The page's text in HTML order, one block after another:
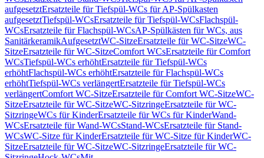
aufgesetztErsatzteile für Tiefspül-WCs für AP-Spülkasten
aufgesetztTiefspül-WCsErsatzteile für Tiefspül-WCsFlachspül-
WCsErsatzteile für Flachspül-WCsAP-Spülkästen für WCs, aus
SanitärkeramikAufgesetztWC-SitzeErsatzteile für WC-SitzeWC-
SitzeErsatzteile für WC-SitzeComfort WCsErsatzteile für Comfort
WCsTiefspül-WCs erhöhtErsatzteile für Tiefspül-WCs
erhöhtFlachspül-WCs erhöhtErsatzteile für Flachspül-WCs
erhöhtTiefspül-WCs verlängertErsatzteile für Tiefspül-WCs
verlängertComfort WC-SitzeErsatzteile für Comfort WC-SitzeWC-
SitzeErsatzteile für WC-SitzeWC-SitzringeErsatzteile für WC-
SitzringeWCs für KinderErsatzteile für WCs für KinderWand-
WCsErsatzteile für Wand-WCsStand-WCsErsatzteile für Stand-
WCsWC-Sitze für KinderErsatzteile für WC-Sitze für KinderWC-
SitzeErsatzteile für WC-SitzeWC-SitzringeErsatzteile für WC-